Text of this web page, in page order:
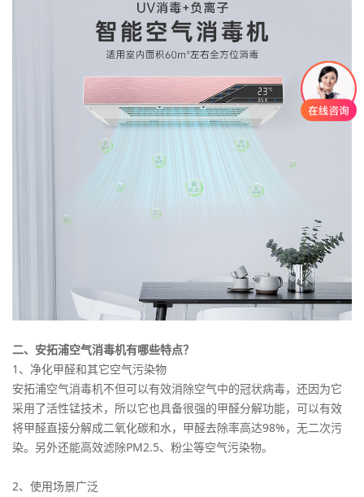
二、安拓浦空气消毒机有哪些特点？
1、净化甲醛和其它空气污染物
安拓浦空气消毒机不但可以有效消除空气中的冠状病毒，还因为它
采用了活性锰技术，所以它也具备很强的甲醛分解功能，可以有效
将甲醛直接分解成二氧化碳和水，甲醛去除率高达98%，无二次污
染。另外还能高效滤除PM2.5、粉尘等空气污染物。
2、使用场景广泛